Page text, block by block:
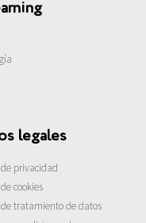
legales
privacidad
cookies
tratamiento de datos